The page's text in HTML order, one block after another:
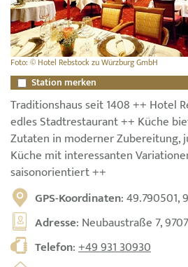
Foto: © Hotel Rebstock zu Würzburg GmbH
Station merken
Traditionshaus seit 1408 ++ Hotel
edles Stadtrestaurant ++ Küche
Zutaten in moderner Zubereitung,
Küche mit interessanten
saisonorientiert ++
GPS-Koordinaten: 49.790501,
Adresse: Neubaustraße 7,
Telefon:+49 931 30930